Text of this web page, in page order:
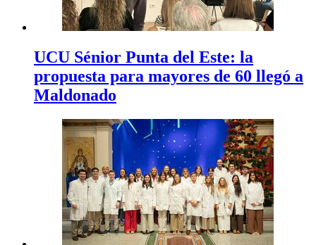
UCU Sénior Punta del Este: la
propuesta para mayores de 60 llegó a
Maldonado